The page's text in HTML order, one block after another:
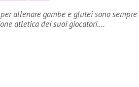
allenare gambe e glutei sono
atletica dei suoi giocatori.…